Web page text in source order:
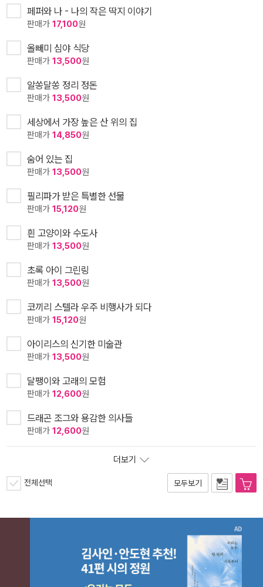
페퍼와 나 - 나의 작은 딱지 이야기
판매가 17,100원
올빼미 심야 식당
판매가 13,500원
알쏭달쏭 정리 정돈
판매가 13,500원
세상에서 가장 높은 산 위의 집
판매가 14,850원
숨어 있는 집
판매가 13,500원
필리파가 받은 특별한 선물
판매가 15,120원
흰 고양이와 수도사
판매가 13,500원
초록 아이 그린링
판매가 13,500원
코끼리 스텔라 우주 비행사가 되다
판매가 15,120원
아이리스의 신기한 미술관
판매가 13,500원
달팽이와 고래의 모험
판매가 12,600원
드래곤 조그와 용감한 의사들
판매가 12,600원
더보기
전체선택 모두보기